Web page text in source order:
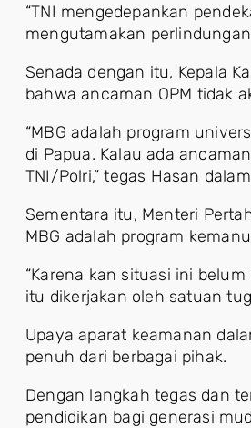
“TNI mengedepankan
mengutamakan
Senada dengan itu, Kepala
bahwa ancaman OPM tidak
“MBG adalah program
di Papua. Kalau ada
TNI/Polri,” tegas Hasan
Sementara itu, Menteri
MBG adalah program
“Karena kan situasi ini
itu dikerjakan oleh satuan
Upaya aparat keamanan
penuh dari berbagai pihak.
Dengan langkah tegas dan
pendidikan bagi generasi